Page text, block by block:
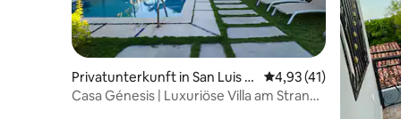
Privatunterkunft in San Luis L
a Herradura
Durchschnittliche
4,93 (41)
Casa Génesis | Luxuriöse Villa am Strand